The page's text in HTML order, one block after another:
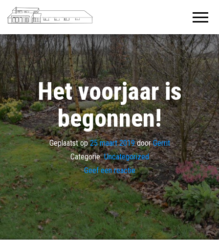
Het voorjaar is
begonnen!
Geplaatst op25 maart 2019doorGerrit
Categorie: Uncategorized
Geef een reactie